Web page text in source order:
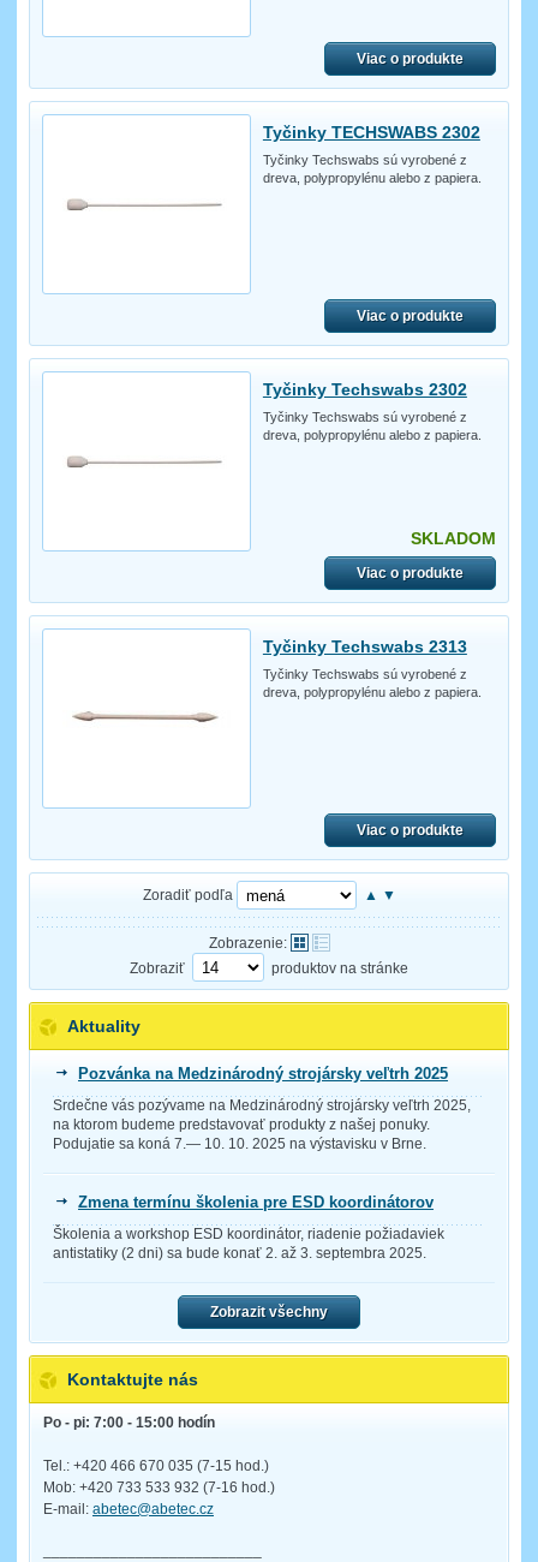
Viac o produkte
Tyčinky TECHSWABS 2302
Tyčinky Techswabs sú vyrobené z
dreva, polypropylénu alebo z papiera.
Viac o produkte
Tyčinky Techswabs 2302
Tyčinky Techswabs sú vyrobené z
dreva, polypropylénu alebo z papiera.
SKLADOM
Viac o produkte
Tyčinky Techswabs 2313
Tyčinky Techswabs sú vyrobené z
dreva, polypropylénu alebo z papiera.
Viac o produkte
Zoradiť podľa ▲ ▼
Zobrazenie:
Zobraziť
produktov na stránke
Aktuality
Pozvánka na Medzinárodný strojársky veľtrh 2025
Srdečne vás pozývame na Medzinárodný strojársky veľtrh 2025,
na ktorom budeme predstavovať produkty z našej ponuky.
Podujatie sa koná 7.— 10. 10. 2025 na výstavisku v Brne.
Zmena termínu školenia pre ESD koordinátorov
Školenia a workshop ESD koordinátor, riadenie požiadaviek
antistatiky (2 dni) sa bude konať 2. až 3. septembra 2025.
Zobrazit všechny
Kontaktujte nás
Po - pi: 7:00 - 15:00 hodín
Tel.: +420 466 670 035 (7-15 hod.)
Mob: +420 733 533 932 (7-16 hod.)
E-mail: abetec@abetec.cz